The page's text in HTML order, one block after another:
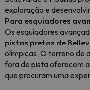
exploração e
Para esquiadores
Os esquiadores
pistas pretas de
olímpicas. O terreno de
fora de pista oferecem
que procuram uma